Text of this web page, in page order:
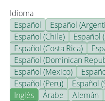
Idioma
Español
Español
Español (Chile)
Español
Español (Costa Rica)
Español (Dominican
Español (Mexico)
Español (Peru)
Español
Inglés
Árabe Alemán